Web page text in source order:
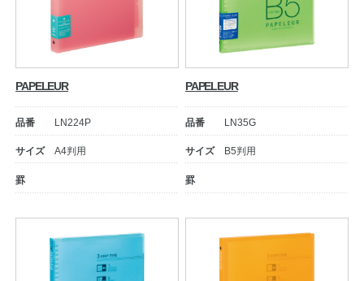
PAPELEUR
品番 LN224P
サイズ A4判用
罫
PAPELEUR
品番 LN35G
サイズ B5判用
罫